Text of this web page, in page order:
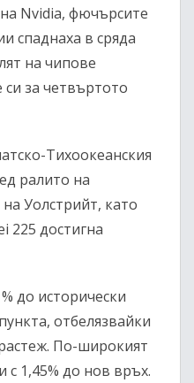
Nvidia, фючърсите
спаднаха в сряда
на чипове
си за четвъртото
Тихоокеанския
ралито на
Уолстрийт, като
225 достигна
до исторически
отбелязвайки
По-широкият
1,45% до нов връх.